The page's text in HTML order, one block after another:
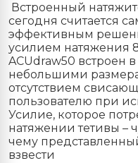
Встроенный
сегодня считается
эффективным
усилием натяжения
ACUdraw50 встроен
небольшими
отсутствием
пользователю при
Усилие, которое
натяжении тетивы –
чему
взвести